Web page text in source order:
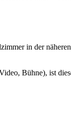
in der
Bühne), ist